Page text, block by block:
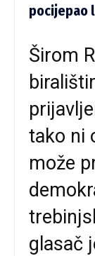
pocijepao
Širom
tako ni
može
glasač